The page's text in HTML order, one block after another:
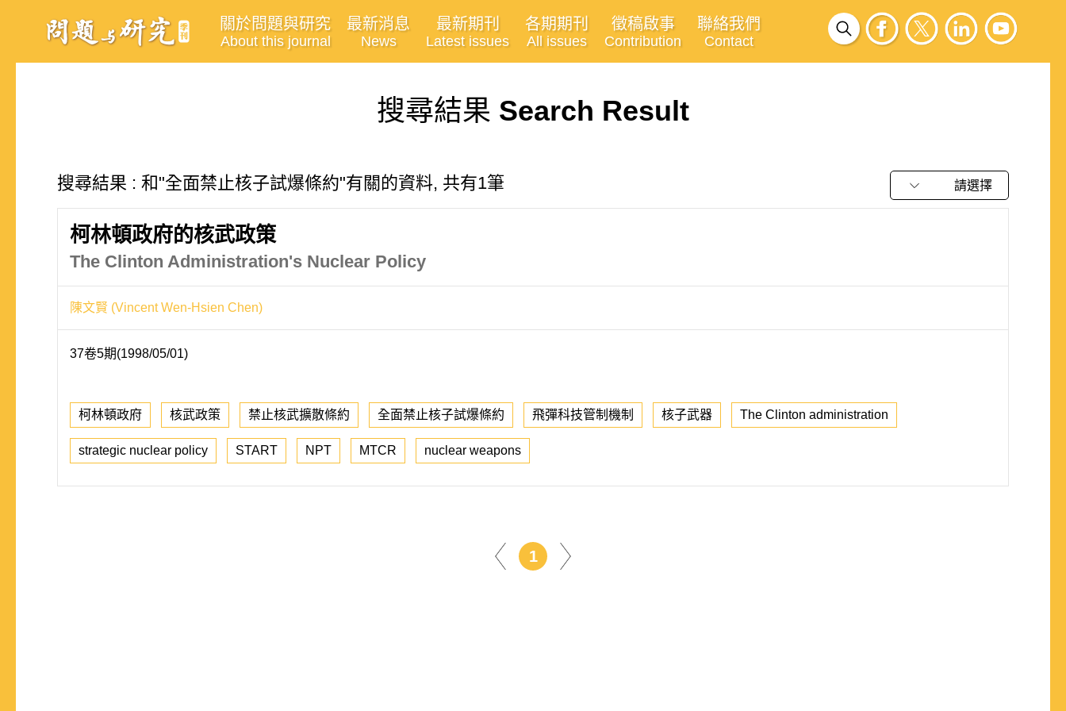
關於問題與研究
About this journal
最新消息
News
最新期刊
Latest issues
各期期刊
All issues
徵稿啟事
Contribution
聯絡我們
Contact
搜尋結果 Search Result
搜尋結果 : 和"全面禁止核子試爆條約"有關的資料, 共有1筆 請選擇
柯林頓政府的核武政策
The Clinton Administration's Nuclear Policy
陳文賢 (Vincent Wen-Hsien Chen)
37卷5期(1998/05/01)
柯林頓政府 核武政策 禁止核武擴散條約 全面禁止核子試爆條約 飛彈科技管制機制 核子武器 The Clinton administration
strategic nuclear policy START NPT MTCR nuclear weapons
1